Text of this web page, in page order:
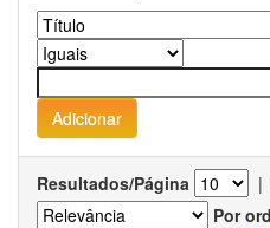
Resultados/Página |
Por